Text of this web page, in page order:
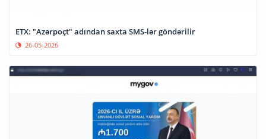
ETX: "Azərpoçt" adından saxta SMS-lər göndərilir
26-05-2026